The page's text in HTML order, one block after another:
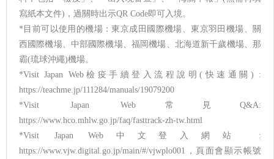
寫紙本文件)，過關時出示QR Code即可入境。
*目前可以使用的機場：東京成田國際機場、東京羽田機場、關
西國際機場、中部國際機場、福岡機場、北海道新千歲機場、那
霸(琉球沖繩)機場。
*Visit Japan Web檢疫手續登入流程說明(快速通關) :
https://teachme.jp/111284/manuals/19079200
*Visit Japan Web常見Q&A:
https://www.hco.mhlw.go.jp/faq/fasttrack-zh-tw.html
*Visit Japan Web中文登入網站 :
https://www.vjw.digital.go.jp/main/#/vjwplo001，頁面會顯示帳號